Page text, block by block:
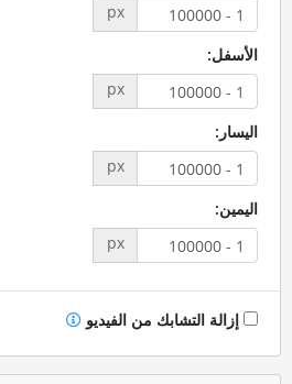
px
الأسفل:
px
اليسار:
px
اليمين:
px
إزالة التشابك من الفيديو